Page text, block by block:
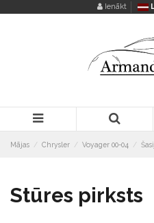
Ienākt
Mājas Chrysler Voyager 00-04
Stūres pirksts